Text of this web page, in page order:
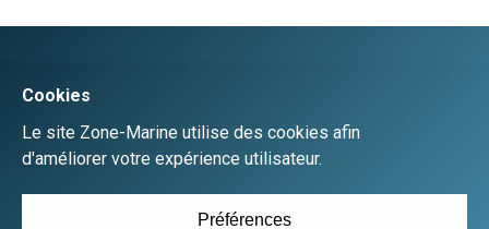
Créer un compte
Se connecter